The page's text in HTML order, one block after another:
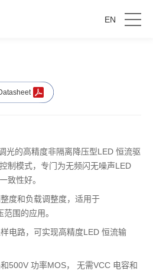
EN
光的高精度非隔离降压型LED 恒流驱
制模式，专门为无频闪无噪声LED
致性好。
度和负载调整度，适用于
范围的应用。
电路，可实现高精度LED 恒流输
500V 功率MOS， 无需VCC 电容和